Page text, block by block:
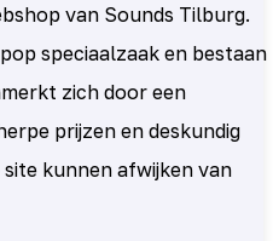
van Sounds Tilburg.
speciaalzaak en bestaan
zich door een
prijzen en deskundig
kunnen afwijken van